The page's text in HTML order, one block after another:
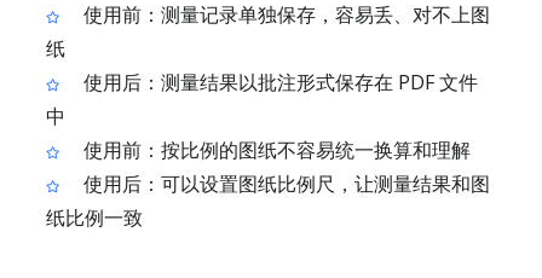
使用前：测量记录单独保存，容易丢、对不上图
纸
使用后：测量结果以批注形式保存在 PDF 文件
中
使用前：按比例的图纸不容易统一换算和理解
使用后：可以设置图纸比例尺，让测量结果和图
纸比例一致